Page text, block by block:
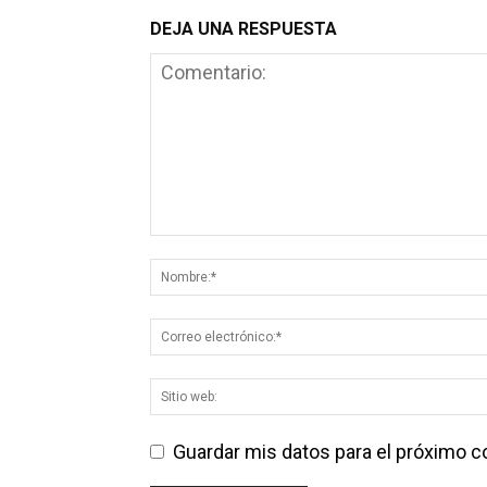
DEJA UNA RESPUESTA
Guardar mis datos para el próximo